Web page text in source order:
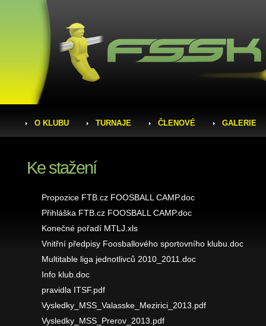
O KLUBU TURNAJE ČLENOVÉ GALERIE
Ke stažení
Propozice FTB.cz FOOSBALL CAMP.doc
Přihláška FTB.cz FOOSBALL CAMP.doc
Konečné pořadí MTLJ.xls
Vnitřní předpisy Foosballového sportovního klubu.doc
Multitable liga jednotlivců 2010_2011.doc
Info klub.doc
pravidla ITSF.pdf
Vysledky_MSS_Valasske_Mezirici_2013.pdf
Vysledky_MSS_Prerov_2013.pdf